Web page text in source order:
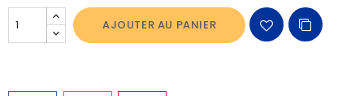
AJOUTER AU PANIER